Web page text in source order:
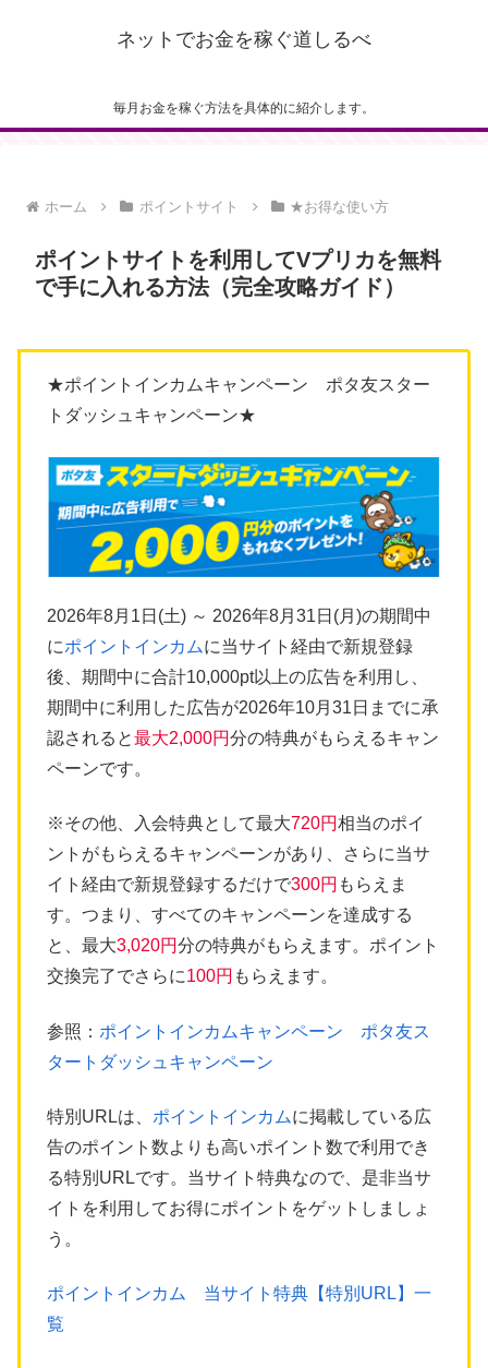
ネットでお金を稼ぐ道しるべ
毎月お金を稼ぐ方法を具体的に紹介します。
ホーム ポイントサイト ★お得な使い方
ポイントサイトを利用してVプリカを無料
で手に入れる方法（完全攻略ガイド）
★ポイントインカムキャンペーン ポタ友スター
トダッシュキャンペーン★
2026年8月1日(土) ～ 2026年8月31日(月)の期間中
にポイントインカムに当サイト経由で新規登録
後、期間中に合計10,000pt以上の広告を利用し、
期間中に利用した広告が2026年10月31日までに承
認されると最大2,000円分の特典がもらえるキャン
ペーンです。
※その他、入会特典として最大720円相当のポイ
ントがもらえるキャンペーンがあり、さらに当サ
イト経由で新規登録するだけで300円 もらえま
す。つまり、すべてのキャンペーンを達成する
と、最大3,020円分の特典がもらえます。ポイント
交換完了でさらに100円 もらえます。
参照： ポイントインカムキャンペーン ポタ友ス
タートダッシュキャンペーン
特別URLは、 ポイントインカムに掲載している広
告のポイント数よりも高いポイント数で利用でき
る特別URLです。当サイト特典なので、是非当サ
イトを利用してお得にポイントをゲットしましょ
う。
ポイントインカム 当サイト特典【特別URL】一
覧